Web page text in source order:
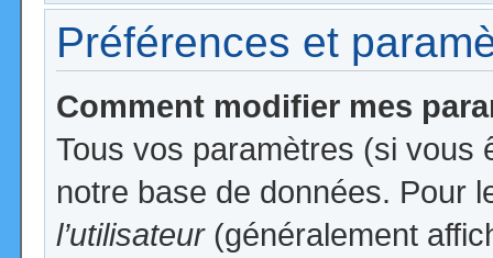
Préférences et
Comment modifier mes
Tous vos paramètres (si vous
notre base de données. Pour
l’utilisateur(généralement